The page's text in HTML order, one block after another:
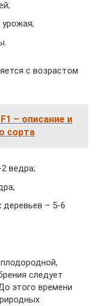
с возрастом
– описание и
сорта
ведра;
– 5-6
следует
этого времени